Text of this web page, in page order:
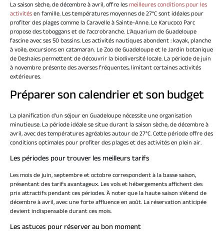
La saison sèche, de décembre à avril, offre lesmeilleures conditions pour les
activitésen famille. Les températures moyennes de 27°C sont idéales pour
profiter des plages comme la Caravelle à Sainte-Anne. Le Karucoco Parc
propose des toboggans et de l’accrobranche. L’Aquarium de Guadeloupe
fascine avec ses 50 bassins. Les activités nautiques abondent : kayak, planche
à voile, excursions en catamaran. Le Zoo de Guadeloupe et le Jardin botanique
de Deshaies permettent de découvrir la biodiversité locale. La période de juin
à novembre présente des averses fréquentes, limitant certaines activités
extérieures.
Préparer son calendrier et son budget
La planification d’un séjour en Guadeloupe nécessite une organisation
minutieuse. La période idéale se situe durant la saison sèche, de décembre à
avril, avec des températures agréables autour de 27°C. Cette période offre des
conditions optimales pour profiter des plages et des activités en plein air.
Les périodes pour trouver les meilleurs tarifs
Les mois de juin, septembre et octobre correspondent à la basse saison,
présentant des tarifs avantageux. Les vols et hébergements affichent des
prix attractifs pendant ces périodes. À noter que la haute saison s’étend de
décembre à avril, avec une forte affluence en août. La réservation anticipée
devient indispensable durant ces mois.
Les astuces pour réserver au bon moment